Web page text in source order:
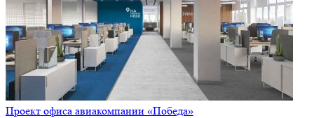
Проект офиса авиакомпании «Победа»